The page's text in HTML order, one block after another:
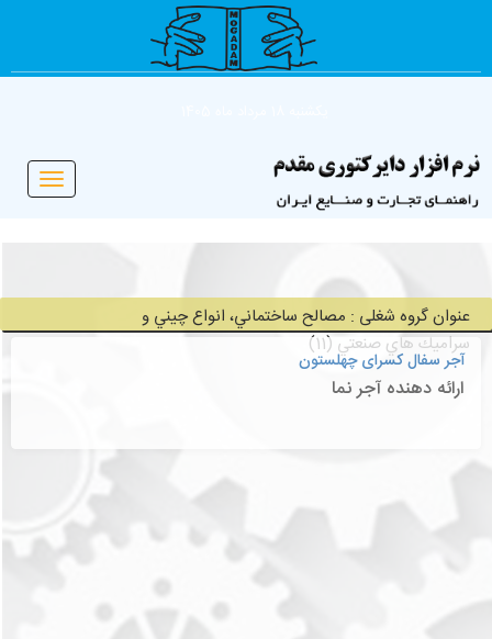
Toggle
عنوان گروه شغلی : مصالح ساختماني، انواع چيني و
سراميك هاي صنعتي (11)
آجر سفال کسرای چهلستون
ارائه دهنده آجر نما